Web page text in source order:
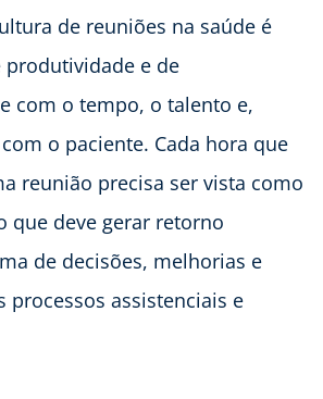
de reuniões na saúde é
produtividade e de
com o tempo, o talento e,
o paciente. Cada hora que
reunião precisa ser vista como
que deve gerar retorno
de decisões, melhorias e
processos assistenciais e